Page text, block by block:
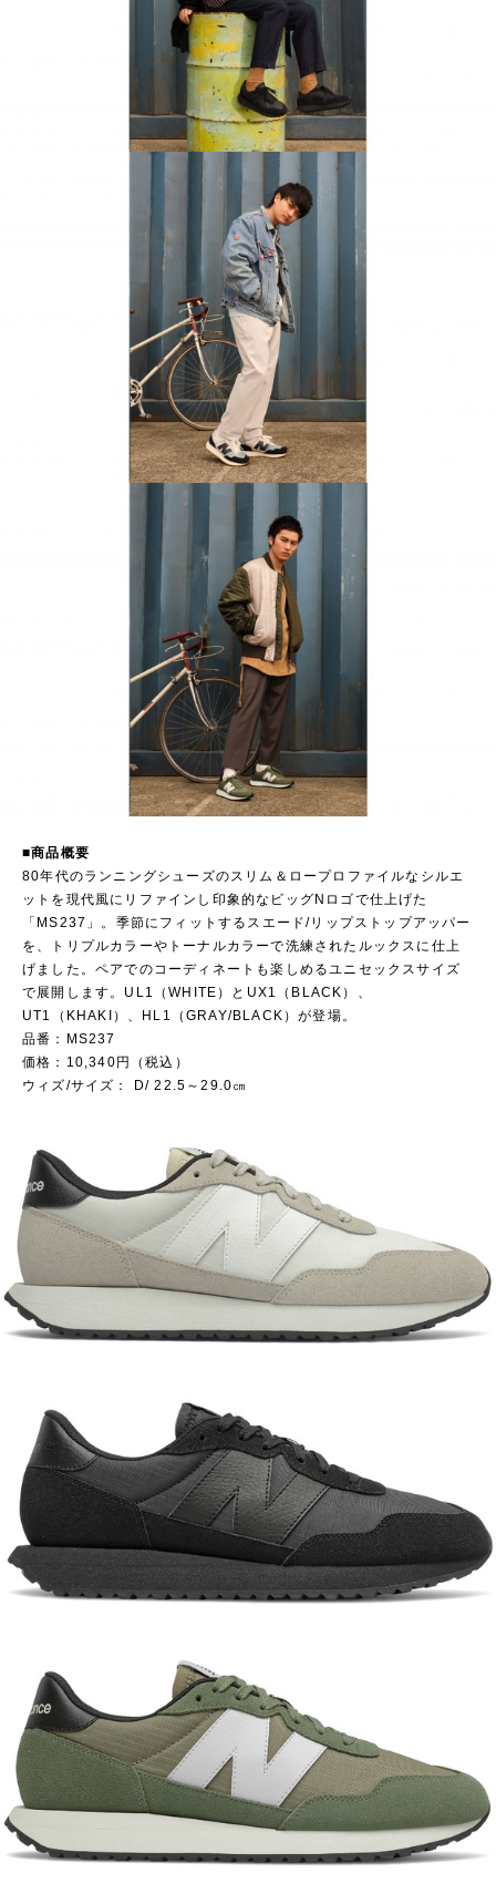
■商品概要
80年代のランニングシューズのスリム＆ロープロファイルなシルエ
ットを現代風にリファインし印象的なビッグNロゴで仕上げた
「MS237」。季節にフィットするスエード/リップストップアッパー
を、トリプルカラーやトーナルカラーで洗練されたルックスに仕上
げました。ペアでのコーディネートも楽しめるユニセックスサイズ
で展開します。UL1（WHITE）とUX1（BLACK）、
UT1（KHAKI）、HL1（GRAY/BLACK）が登場。
品番：MS237
価格：10,340円（税込）
ウィズ/サイズ： D/ 22.5～29.0㎝